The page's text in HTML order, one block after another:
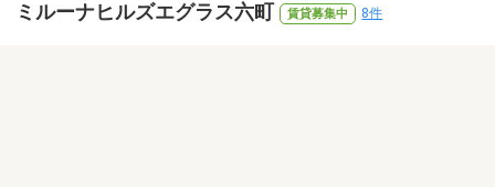
ミルーナヒルズエグラス六町 賃貸募集中 8件